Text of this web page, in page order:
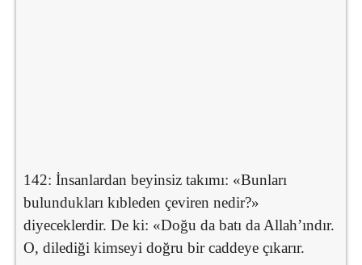
142: İnsanlardan beyinsiz takımı: «Bunları
bulundukları kıbleden çeviren nedir?»
diyeceklerdir. De ki: «Doğu da batı da Allah’ındır.
O, dilediği kimseyi doğru bir caddeye çıkarır.